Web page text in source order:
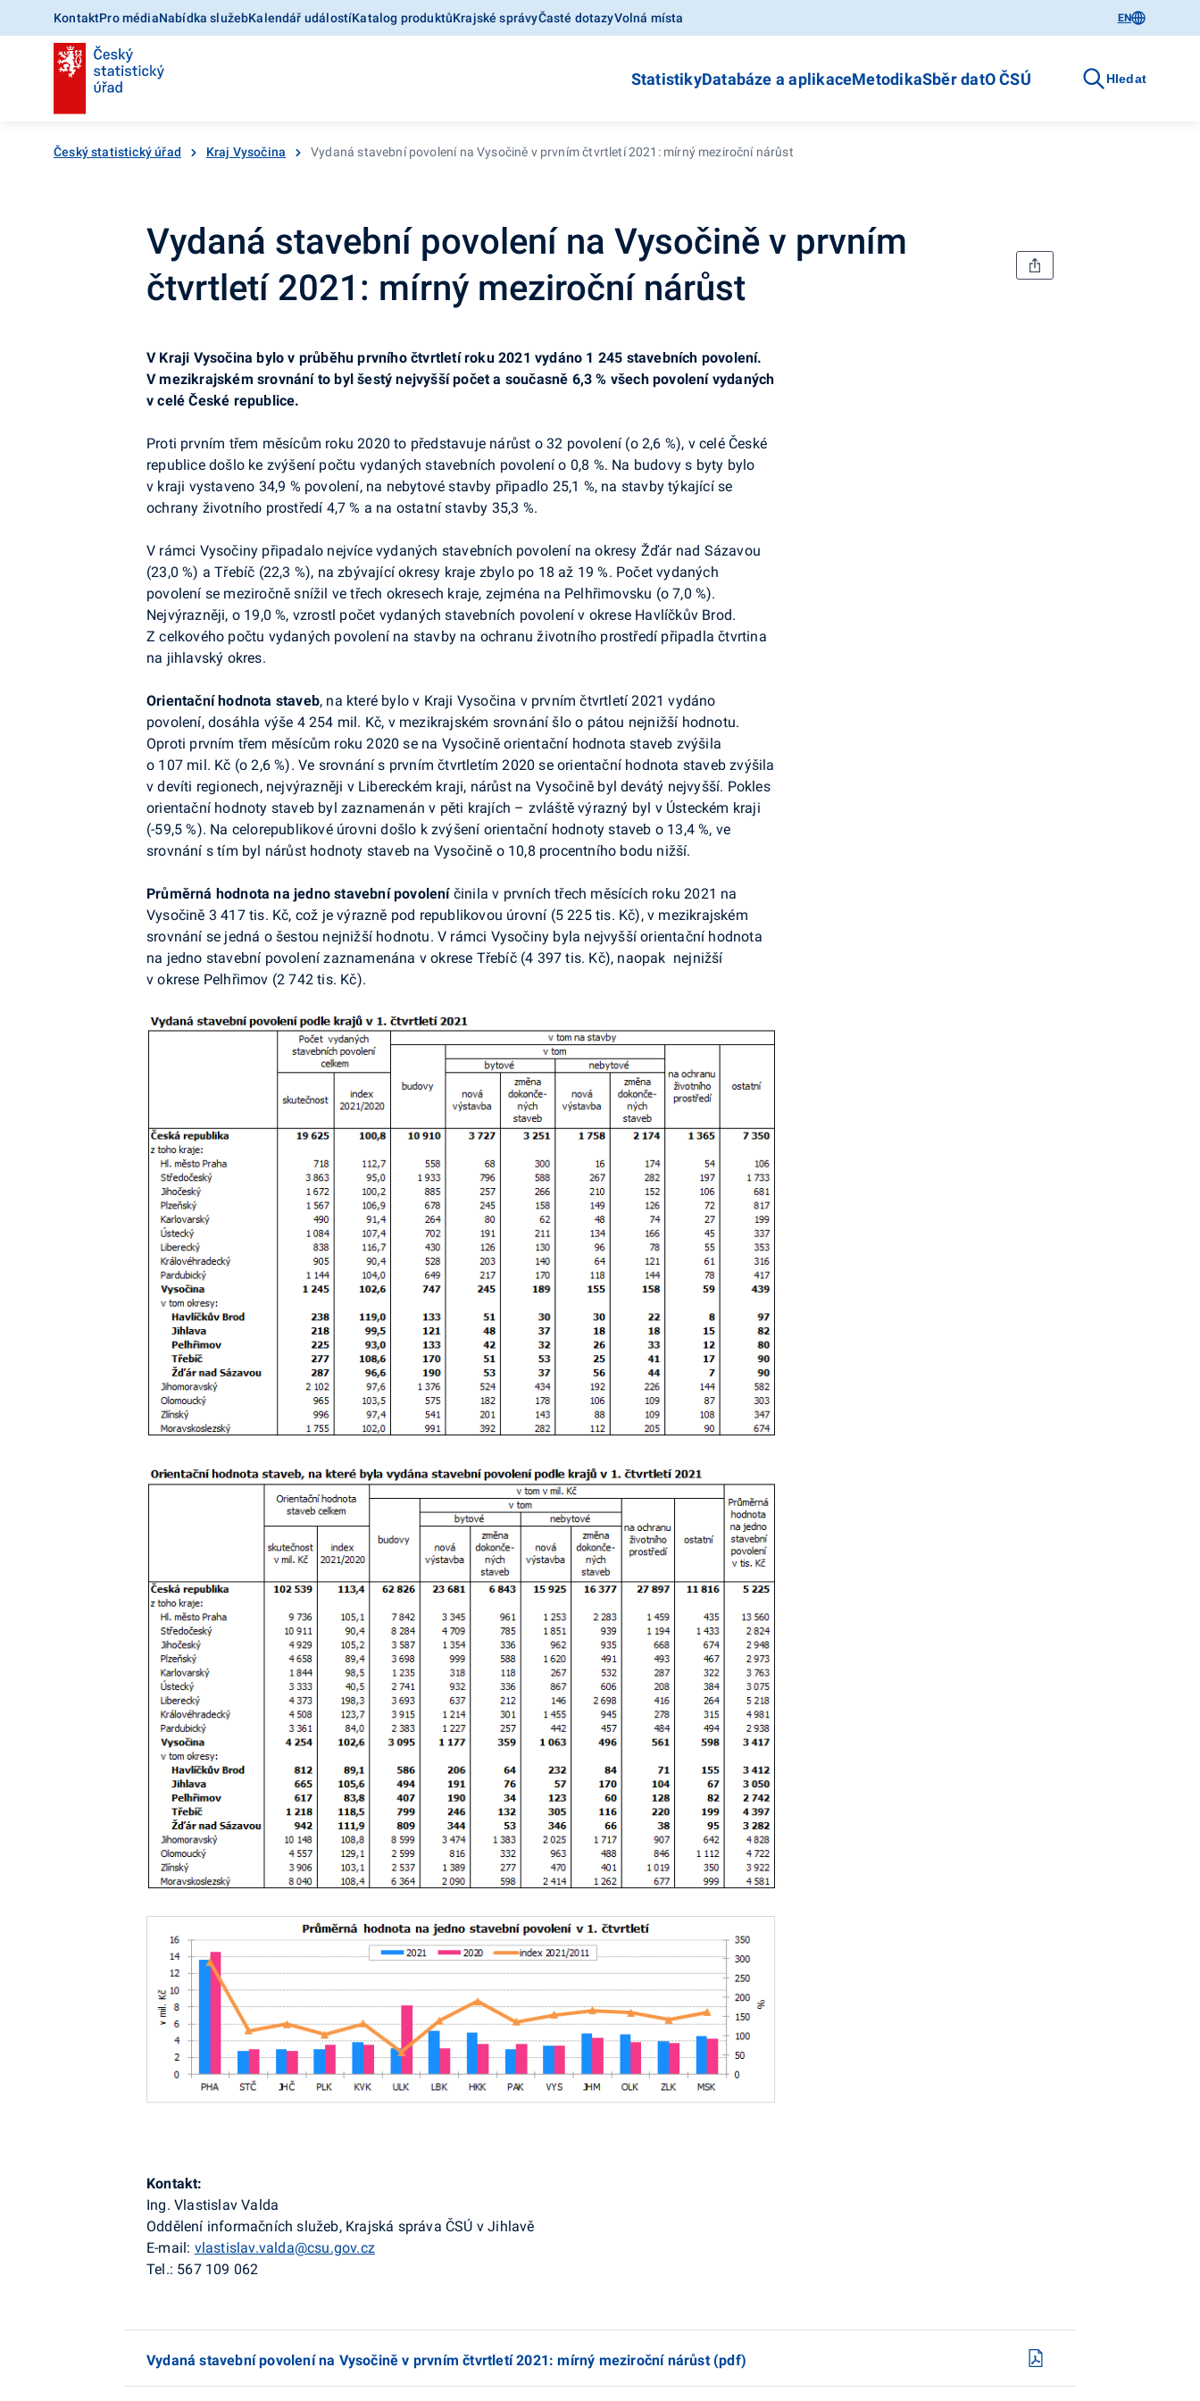
KontaktPro médiaNabídka služebKalendář událostíKatalog produktůKrajské správyČasté dotazyVolná místa EN
StatistikyDatabáze a aplikaceMetodikaSběr datO ČSÚ Hledat
Český statistický úřad Kraj Vysočina Vydaná stavební povolení na Vysočině v prvním čtvrtletí 2021: mírný meziroční nárůst
Vydaná stavební povolení na Vysočině v prvním
čtvrtletí 2021: mírný meziroční nárůst
V Kraji Vysočina bylo v průběhu prvního čtvrtletí roku 2021 vydáno 1 245 stavebních povolení.
V mezikrajském srovnání to byl šestý nejvyšší počet a současně 6,3 % všech povolení vydaných
v celé České republice.
Proti prvním třem měsícům roku 2020 to představuje nárůst o 32 povolení (o 2,6 %), v celé České
republice došlo ke zvýšení počtu vydaných stavebních povolení o 0,8 %. Na budovy s byty bylo
v kraji vystaveno 34,9 % povolení, na nebytové stavby připadlo 25,1 %, na stavby týkající se
ochrany životního prostředí 4,7 % a na ostatní stavby 35,3 %.
V rámci Vysočiny připadalo nejvíce vydaných stavebních povolení na okresy Žďár nad Sázavou
(23,0 %) a Třebíč (22,3 %), na zbývající okresy kraje zbylo po 18 až 19 %. Počet vydaných
povolení se meziročně snížil ve třech okresech kraje, zejména na Pelhřimovsku (o 7,0 %).
Nejvýrazněji, o 19,0 %, vzrostl počet vydaných stavebních povolení v okrese Havlíčkův Brod.
Z celkového počtu vydaných povolení na stavby na ochranu životního prostředí připadla čtvrtina
na jihlavský okres.
Orientační hodnota staveb, na které bylo v Kraji Vysočina v prvním čtvrtletí 2021 vydáno
povolení, dosáhla výše 4 254 mil. Kč, v mezikrajském srovnání šlo o pátou nejnižší hodnotu.
Oproti prvním třem měsícům roku 2020 se na Vysočině orientační hodnota staveb zvýšila
o 107 mil. Kč (o 2,6 %). Ve srovnání s prvním čtvrtletím 2020 se orientační hodnota staveb zvýšila
v devíti regionech, nejvýrazněji v Libereckém kraji, nárůst na Vysočině byl devátý nejvyšší. Pokles
orientační hodnoty staveb byl zaznamenán v pěti krajích – zvláště výrazný byl v Ústeckém kraji
(-59,5 %). Na celorepublikové úrovni došlo k zvýšení orientační hodnoty staveb o 13,4 %, ve
srovnání s tím byl nárůst hodnoty staveb na Vysočině o 10,8 procentního bodu nižší.
Průměrná hodnota na jedno stavební povoleníčinila v prvních třech měsících roku 2021 na
Vysočině 3 417 tis. Kč, což je výrazně pod republikovou úrovní (5 225 tis. Kč), v mezikrajském
srovnání se jedná o šestou nejnižší hodnotu. V rámci Vysočiny byla nejvyšší orientační hodnota
na jedno stavební povolení zaznamenána v okrese Třebíč (4 397 tis. Kč), naopak nejnižší
v okrese Pelhřimov (2 742 tis. Kč).
Kontakt:
Ing. VlastislavValda
Oddělení informačních služeb, Krajská správa ČSÚ v Jihlavě
E-mail: vlastislav.valda@csu.gov.cz
Tel.: 567 109 062
Vydaná stavební povolení na Vysočině v prvním čtvrtletí 2021: mírný meziroční nárůst (pdf)